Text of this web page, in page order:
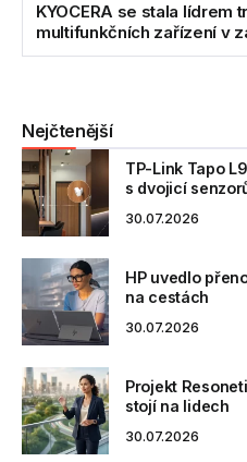
KYOCERA se stala lídrem
multifunkčních zařízení v
Nejčtenější
TP-Link Tapo
s dvojicí
30.07.2026
HP uvedlo
na cestách
30.07.2026
Projekt
stojí na lidech
30.07.2026